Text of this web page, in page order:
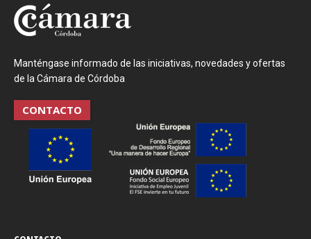
Manténgase informado de las iniciativas, novedades y ofertas
de la Cámara de Córdoba
CONTACTO